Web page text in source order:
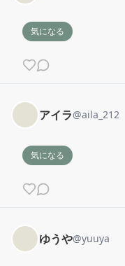
気になる
アイラ@aila_212
気になる
ゆうや@yuuya